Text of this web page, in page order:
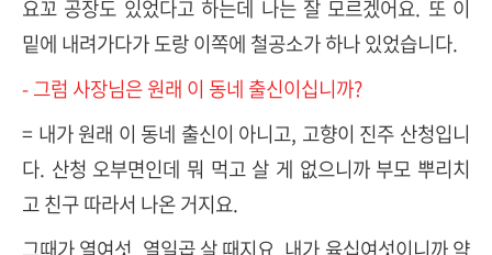
요꼬 공장도 있었다고 하는데 나는 잘 모르겠어요. 또 이
밑에 내려가다가 도랑 이쪽에 철공소가 하나 있었습니다.
- 그럼 사장님은 원래 이 동네 출신이십니까?
= 내가 원래 이 동네 출신이 아니고, 고향이 진주 산청입니
다. 산청 오부면인데 뭐 먹고 살 게 없으니까 부모 뿌리치
고 친구 따라서 나온 거지요.
그때가 열여섯, 열일곱 살 때지요. 내가 육십여섯이니까 약